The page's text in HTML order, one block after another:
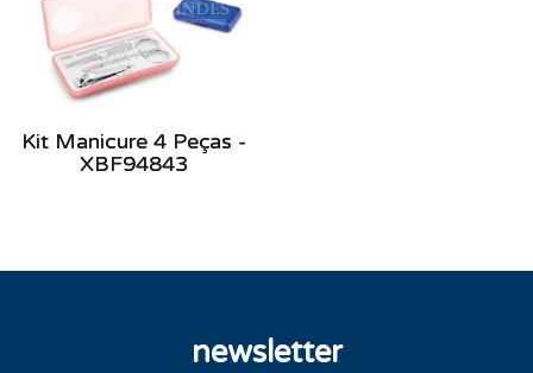
Kit Manicure 4 Peças -
XBF94843
newsletter